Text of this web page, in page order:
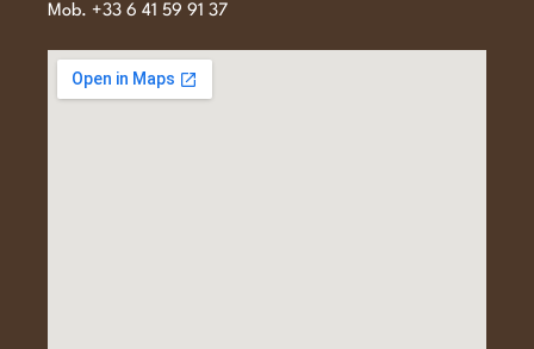
Mob. +33 6 41 59 91 37